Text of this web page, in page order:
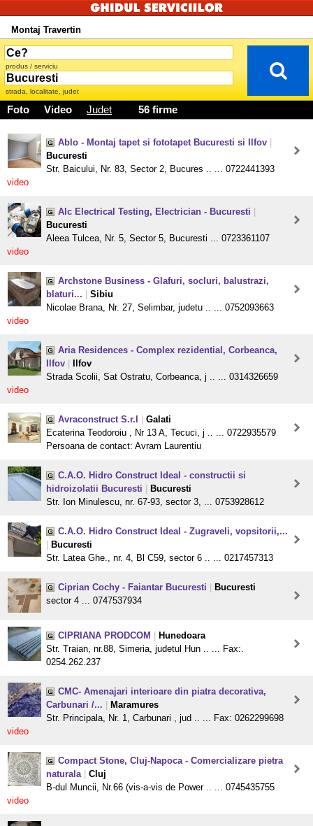
Montaj Travertin
produs / serviciu
strada, localitate, judet
Foto Video Judet 56 firme
Ablo - Montaj tapet si fototapet Bucuresti si Ilfov
Bucuresti
Str. Baicului, Nr. 83, Sector 2, Bucures .. ... 0722441393
video
Alc Electrical Testing, Electrician - Bucuresti
Bucuresti
Aleea Tulcea, Nr. 5, Sector 5, Bucuresti ... 0723361107
video
Archstone Business - Glafuri, socluri, balustrazi,
blaturi...
Sibiu
Nicolae Brana, Nr. 27, Selimbar, judetu .. ... 0752093663
video
Aria Residences - Complex rezidential, Corbeanca,
Ilfov
Ilfov
Strada Scolii, Sat Ostratu, Corbeanca, j .. ... 0314326659
video
Avraconstruct S.r.l
Galati
Ecaterina Teodoroiu , Nr 13 A, Tecuci, j .. ... 0722935579
Persoana de contact: Avram Laurentiu
C.A.O. Hidro Construct Ideal - constructii si
hidroizolatii Bucuresti
Bucuresti
Str. Ion Minulescu, nr. 67-93, sector 3, ... 0753928612
C.A.O. Hidro Construct Ideal - Zugraveli, vopsitorii,...
Bucuresti
Str. Latea Ghe., nr. 4, Bl C59, sector 6 .. ... 0217457313
Ciprian Cochy - Faiantar Bucuresti
Bucuresti
sector 4 ... 0747537934
CIPRIANA PRODCOM
Hunedoara
Str. Traian, nr.88, Simeria, judetul Hun .. ... Fax:.
0254.262.237
CMC- Amenajari interioare din piatra decorativa,
Carbunari /...
Maramures
Str. Principala, Nr. 1, Carbunari , jud .. ... Fax: 0262299698
video
Compact Stone, Cluj-Napoca - Comercializare pietra
naturala
Cluj
B-dul Muncii, Nr.66 (vis-a-vis de Power .. ... 0745435755
video